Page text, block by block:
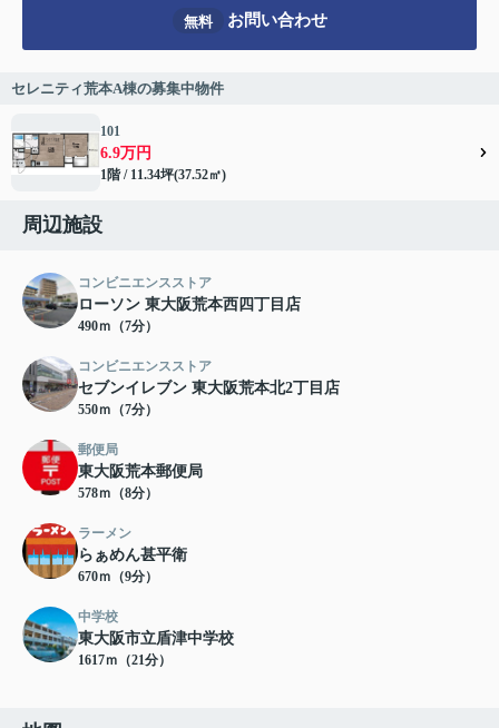
無料 お問い合わせ
セレニティ荒本A棟の募集中物件
101
6.9万円
1階 / 11.34坪(37.52㎡)
周辺施設
コンビニエンスストア
ローソン 東大阪荒本西四丁目店
490ｍ（7分）
コンビニエンスストア
セブンイレブン 東大阪荒本北2丁目店
550ｍ（7分）
郵便局
東大阪荒本郵便局
578ｍ（8分）
ラーメン
らぁめん甚平衛
670ｍ（9分）
中学校
東大阪市立盾津中学校
1617ｍ（21分）